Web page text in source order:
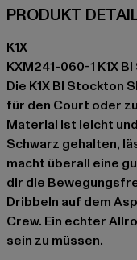
PRODUKT
K1X
KXM241-060-1 K1X
Die K1X Bl Stockton
für den Court oder
Material ist leicht
Schwarz gehalten,
macht überall eine
dir die
Dribbeln auf dem
Crew. Ein echter
sein zu müssen.